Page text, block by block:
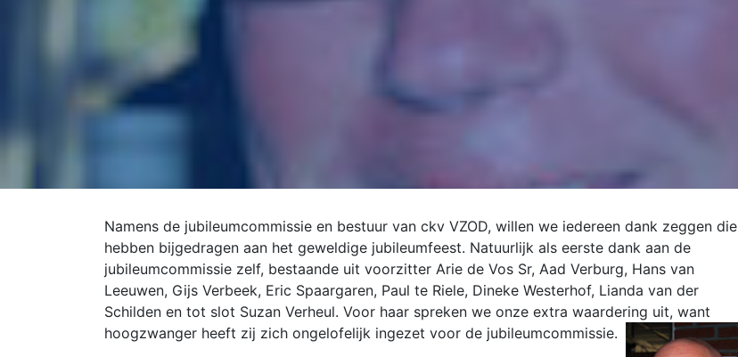
Namens de jubileumcommissie en bestuur van ckv VZOD, willen we iedereen dank zeggen die
hebben bijgedragen aan het geweldige jubileumfeest. Natuurlijk als eerste dank aan de
jubileumcommissie zelf, bestaande uit voorzitter Arie de Vos Sr, Aad Verburg, Hans van
Leeuwen, Gijs Verbeek, Eric Spaargaren, Paul te Riele, Dineke Westerhof, Lianda van der
Schilden en tot slot Suzan Verheul. Voor haar spreken we onze extra waardering uit, want
hoogzwanger heeft zij zich ongelofelijk ingezet voor de jubileumcommissie.